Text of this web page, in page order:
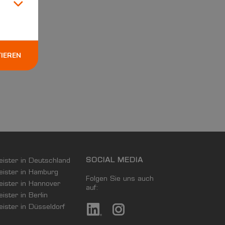
in Deutschland
in Hamburg
in Hannover
in Berlin
in Düsseldorf
SOCIAL MEDIA
Folgen Sie uns auch
auf: